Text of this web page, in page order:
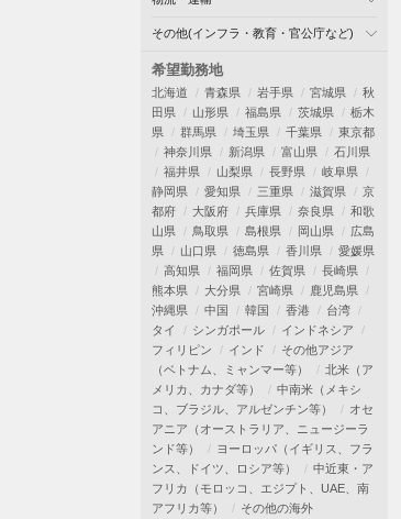
その他(インフラ・教育・官公庁など)
希望勤務地
北海道 青森県 岩手県 宮城県
秋
田県
山形県 福島県 茨城県
栃木
県
群馬県 埼玉県 千葉県
東京都
神奈川県
新潟県 富山県
石川県
福井県
山梨県 長野県
岐阜県
静岡県
愛知県 三重県 滋賀県
京
都府
大阪府 兵庫県 奈良県
和歌
山県
鳥取県 島根県 岡山県
広島
県
山口県 徳島県 香川県
愛媛県
高知県
福岡県 佐賀県
長崎県
熊本県
大分県 宮崎県
鹿児島県
沖縄県
中国 韓国 香港
台湾
タイ
シンガポール
インドネシア
フィリピン
インド
その他アジア
（ベトナム、ミャンマー等）
北米（ア
メリカ、カナダ等）
中南米（メキシ
コ、ブラジル、アルゼンチン等）
オセ
アニア（オーストラリア、ニュージーラ
ンド等）
ヨーロッパ（イギリス、フラ
ンス、ドイツ、ロシア等）
中近東・ア
フリカ（モロッコ、エジプト、UAE、南
アフリカ等）
その他の海外